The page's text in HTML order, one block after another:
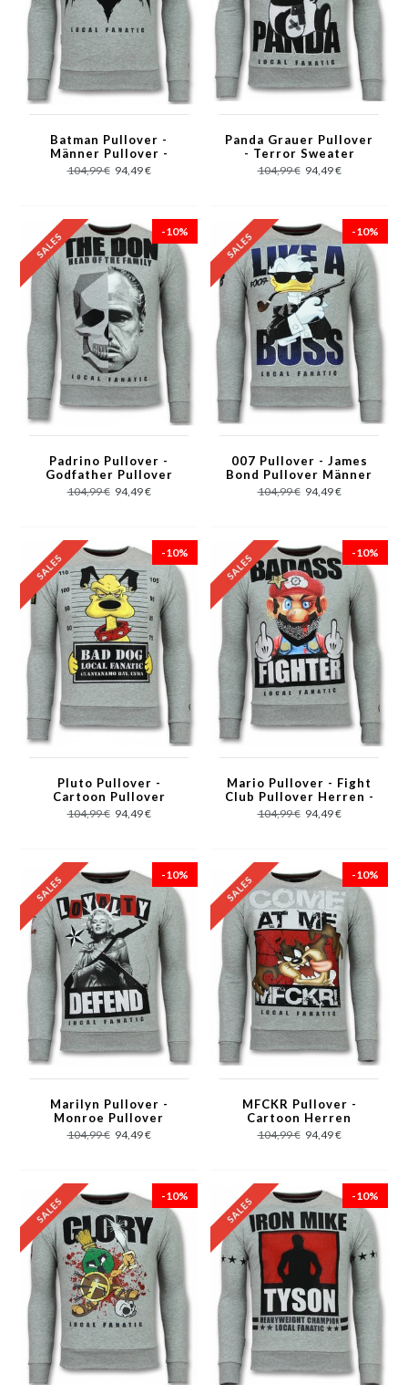
Batman Pullover -
Männer Pullover -
Grau
104,99 € 94,49 €
Panda Grauer Pullover
- Terror Sweater
Herren Sale - Grau
104,99 € 94,49 €
-10%
Padrino Pullover -
Godfather Pullover
Männer - The Don -
104,99 € 94,49 €
-10%
007 Pullover - James
Bond Pullover Männer
- Grau
104,99 € 94,49 €
-10%
Pluto Pullover -
Cartoon Pullover
Männer - Grau
104,99 € 94,49 €
-10%
Mario Pullover - Fight
Club Pullover Herren -
Grau
104,99 € 94,49 €
-10%
Marilyn Pullover -
Monroe Pullover
Herren - Sweater
Herren - Grau
104,99 € 94,49 €
-10%
MFCKR Pullover -
Cartoon Herren
Pullover - Sweater
Herren Sale - Grau
104,99 € 94,49 €
-10% -10%